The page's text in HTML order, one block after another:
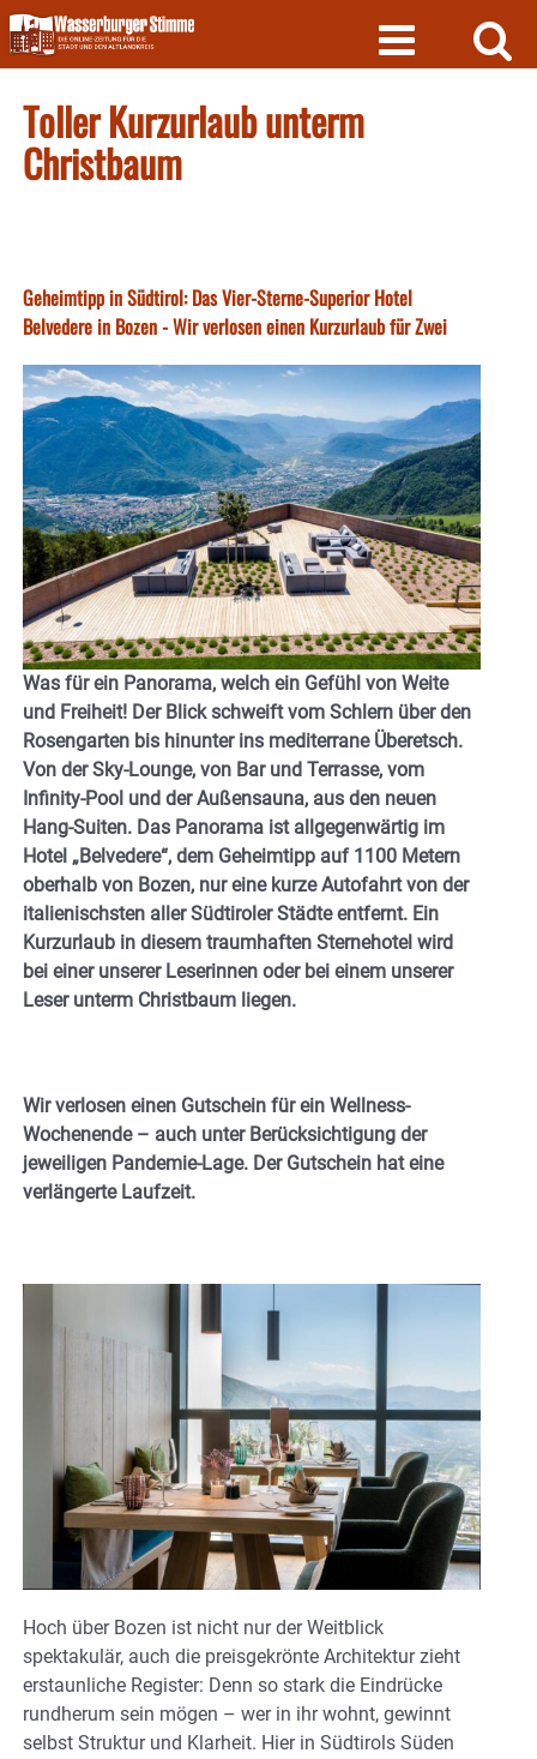
Skip
to
content
Toller Kurzurlaub unterm
Christbaum
Geheimtipp in Südtirol: Das Vier-Sterne-Superior Hotel
Belvedere in Bozen - Wir verlosen einen Kurzurlaub für Zwei
Was für ein Panorama, welch ein Gefühl von Weite
und Freiheit! Der Blick schweift vom Schlern über den
Rosengarten bis hinunter ins mediterrane Überetsch.
Von der Sky-Lounge, von Bar und Terrasse, vom
Infinity-Pool und der Außensauna, aus den neuen
Hang-Suiten. Das Panorama ist allgegenwärtig im
Hotel „Belvedere“, dem Geheimtipp auf 1100 Metern
oberhalb von Bozen, nur eine kurze Autofahrt von der
italienischsten aller Südtiroler Städte entfernt. Ein
Kurzurlaub in diesem traumhaften Sternehotel wird
bei einer unserer Leserinnen oder bei einem unserer
Leser unterm Christbaum liegen.
Wir verlosen einen Gutschein für ein Wellness-
Wochenende – auch unter Berücksichtigung der
jeweiligen Pandemie-Lage. Der Gutschein hat eine
verlängerte Laufzeit.
Hoch über Bozen ist nicht nur der Weitblick
spektakulär, auch die preisgekrönte Architektur zieht
erstaunliche Register: Denn so stark die Eindrücke
rundherum sein mögen – wer in ihr wohnt, gewinnt
selbst Struktur und Klarheit. Hier in Südtirols Süden